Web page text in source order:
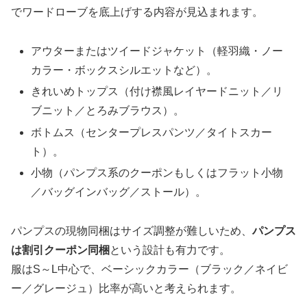
でワードローブを底上げする内容が見込まれます。
アウターまたはツイードジャケット（軽羽織・ノー
カラー・ボックスシルエットなど）。
きれいめトップス（付け襟風レイヤードニット／リ
ブニット／とろみブラウス）。
ボトムス（センタープレスパンツ／タイトスカー
ト）。
小物（パンプス系のクーポンもしくはフラット小物
／バッグインバッグ／ストール）。
パンプスの現物同梱はサイズ調整が難しいため、パンプス
は割引クーポン同梱 という設計も有力です。
服はS～L中心で、ベーシックカラー（ブラック／ネイビ
ー／グレージュ）比率が高いと考えられます。